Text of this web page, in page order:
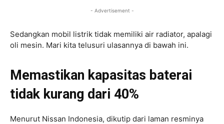
- Advertisement -
Sedangkan mobil listrik tidak memiliki air radiator, apalagi
oli mesin. Mari kita telusuri ulasannya di bawah ini.
Memastikan kapasitas baterai
tidak kurang dari 40%
Menurut Nissan Indonesia, dikutip dari laman resminya